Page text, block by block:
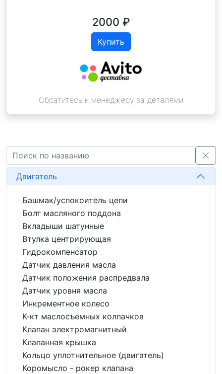
2000 ₽
Купить
Обратитесь к менеджеру за деталями
Двигатель
Башмак/успокоитель цепи
Болт масляного поддона
Вкладыши шатунные
Втулка центрирующая
Гидрокомпенсатор
Датчик давления масла
Датчик положения распредвала
Датчик уровня масла
Инкрементное колесо
К-кт маслосъемных колпачков
Клапан электромагнитный
Клапанная крышка
Кольцо уплотнительное (двигатель)
Коромысло - рокер клапана